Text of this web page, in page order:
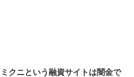
ミクニという融資サイトは闇金で